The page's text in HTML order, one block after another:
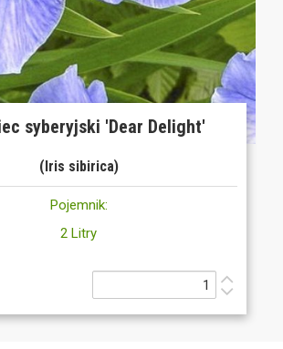
syberyjski 'Dear Delight'
(Iris sibirica)
Pojemnik:
2 Litry